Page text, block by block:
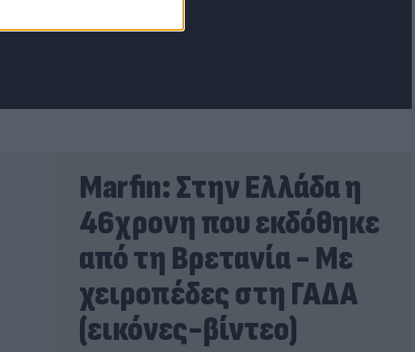
Marfin: Στην Ελλάδα η
46χρονη που εκδόθηκε
από τη Βρετανία - Με
χειροπέδες στη ΓΑΔΑ
(εικόνες-βίντεο)